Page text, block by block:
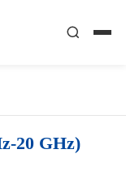
20 GHz)